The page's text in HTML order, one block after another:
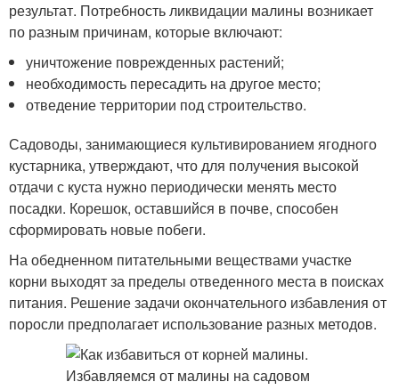
результат. Потребность ликвидации малины возникает
по разным причинам, которые включают:
уничтожение поврежденных растений;
необходимость пересадить на другое место;
отведение территории под строительство.
Садоводы, занимающиеся культивированием ягодного
кустарника, утверждают, что для получения высокой
отдачи с куста нужно периодически менять место
посадки. Корешок, оставшийся в почве, способен
сформировать новые побеги.
На обедненном питательными веществами участке
корни выходят за пределы отведенного места в поисках
питания. Решение задачи окончательного избавления от
поросли предполагает использование разных методов.